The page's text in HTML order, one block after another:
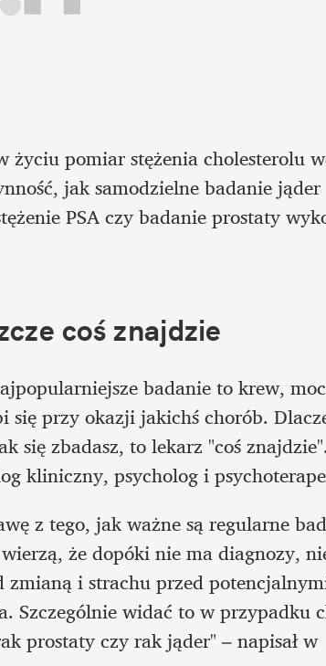
życiu pomiar stężenia cholesterolu
jak samodzielne badanie jąder
PSA czy badanie prostaty
coś znajdzie
badanie to krew,
przy okazji jakichś chorób.
się zbadasz, to lekarz "coś znajdzie".
kliniczny, psycholog i
z tego, jak ważne są regularne
że dopóki nie ma diagnozy,
zmianą i strachu przed
widać to w przypadku
prostaty czy rak jąder" – napisał w